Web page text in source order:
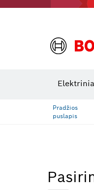
Pradžios
puslapis